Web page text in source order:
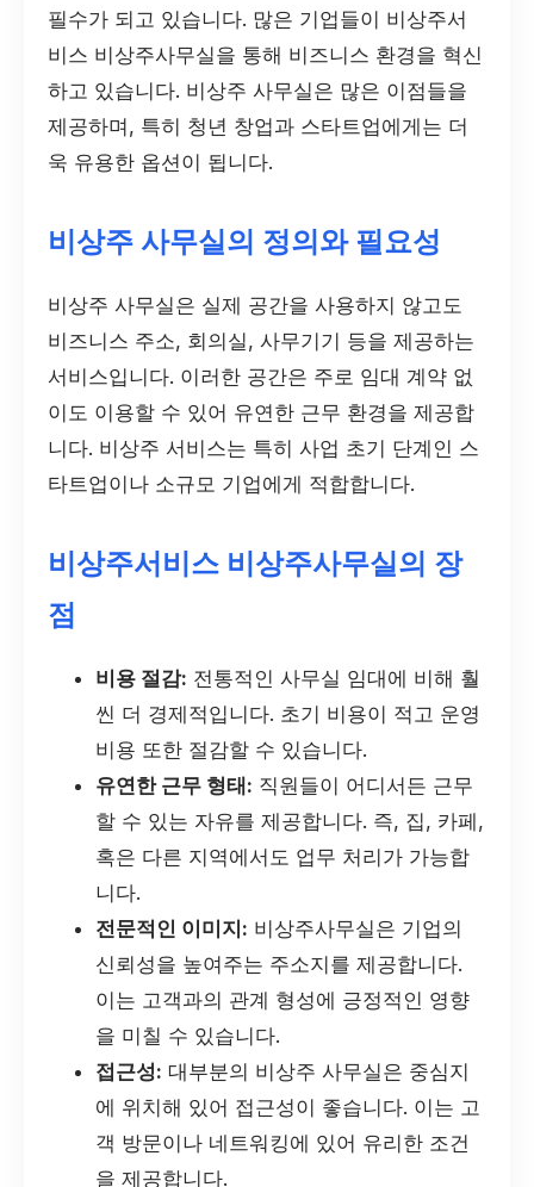
필수가 되고 있습니다. 많은 기업들이 비상주서
비스 비상주사무실을 통해 비즈니스 환경을 혁신
하고 있습니다. 비상주 사무실은 많은 이점들을
제공하며, 특히 청년 창업과 스타트업에게는 더
욱 유용한 옵션이 됩니다.
비상주 사무실의 정의와 필요성
비상주 사무실은 실제 공간을 사용하지 않고도
비즈니스 주소, 회의실, 사무기기 등을 제공하는
서비스입니다. 이러한 공간은 주로 임대 계약 없
이도 이용할 수 있어 유연한 근무 환경을 제공합
니다. 비상주 서비스는 특히 사업 초기 단계인 스
타트업이나 소규모 기업에게 적합합니다.
비상주서비스 비상주사무실의 장
점
비용 절감: 전통적인 사무실 임대에 비해 훨
씬 더 경제적입니다. 초기 비용이 적고 운영
비용 또한 절감할 수 있습니다.
유연한 근무 형태: 직원들이 어디서든 근무
할 수 있는 자유를 제공합니다. 즉, 집, 카페,
혹은 다른 지역에서도 업무 처리가 가능합
니다.
전문적인 이미지: 비상주사무실은 기업의
신뢰성을 높여주는 주소지를 제공합니다.
이는 고객과의 관계 형성에 긍정적인 영향
을 미칠 수 있습니다.
접근성: 대부분의 비상주 사무실은 중심지
에 위치해 있어 접근성이 좋습니다. 이는 고
객 방문이나 네트워킹에 있어 유리한 조건
을 제공합니다.